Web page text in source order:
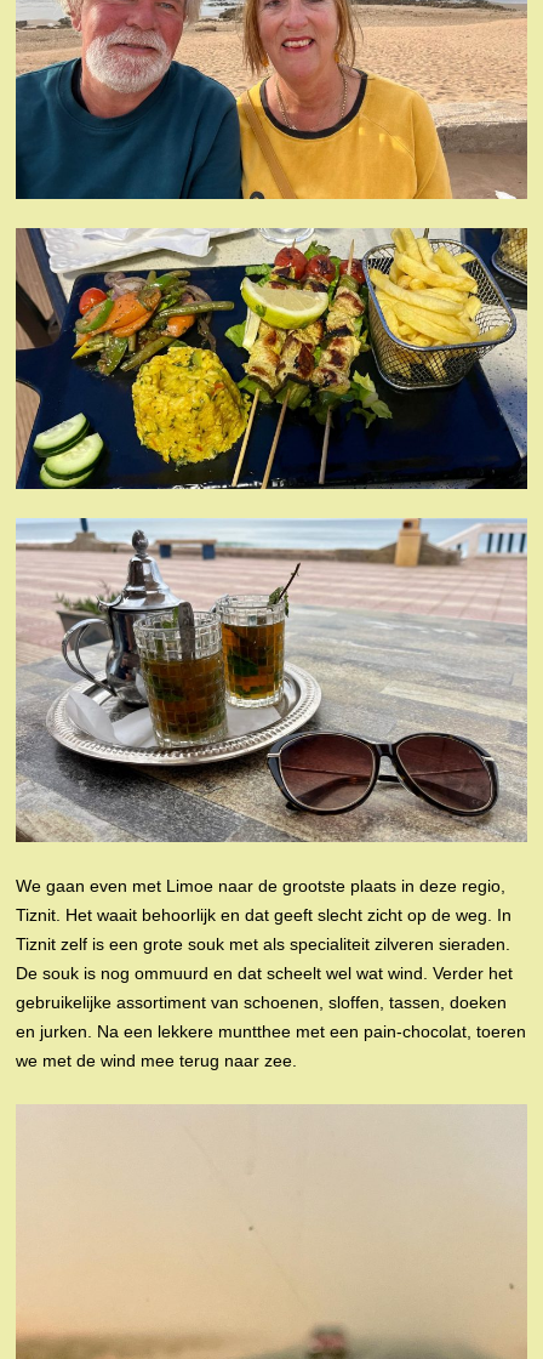
We gaan even met Limoe naar de grootste plaats in deze regio,
Tiznit. Het waait behoorlijk en dat geeft slecht zicht op de weg. In
Tiznit zelf is een grote souk met als specialiteit zilveren sieraden.
De souk is nog ommuurd en dat scheelt wel wat wind. Verder het
gebruikelijke assortiment van schoenen, sloffen, tassen, doeken
en jurken. Na een lekkere muntthee met een pain-chocolat, toeren
we met de wind mee terug naar zee.